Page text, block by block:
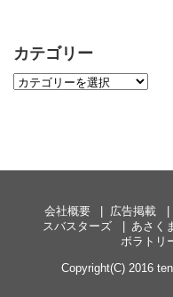
カテゴリー
会社概要 広告掲載
スバスターズ
あさく
ボラトリ
Copyright(C) 2016